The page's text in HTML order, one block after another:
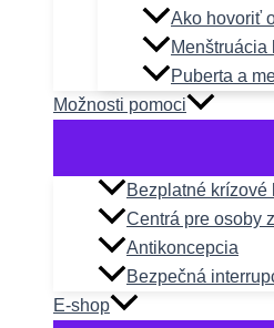
Ako hovoriť
Puberta a
Možnosti pomoci
Bezplatné krízové
Centrá pre osoby
Antikoncepcia
Bezpečná
E-shop